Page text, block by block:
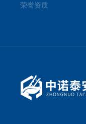
荣誉资质